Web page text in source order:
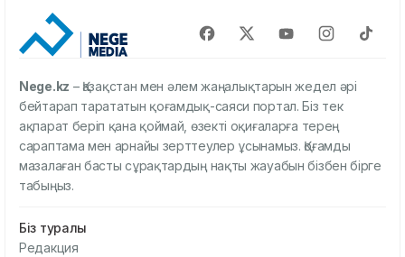
Nege.kz – Қазақстан мен әлем жаңалықтарын жедел әрі
бейтарап тарататын қоғамдық-саяси портал. Біз тек
ақпарат беріп қана қоймай, өзекті оқиғаларға терең
сараптама мен арнайы зерттеулер ұсынамыз. Қоғамды
мазалаған басты сұрақтардың нақты жауабын бізбен бірге
табыңыз.
Біз туралы
Редакция